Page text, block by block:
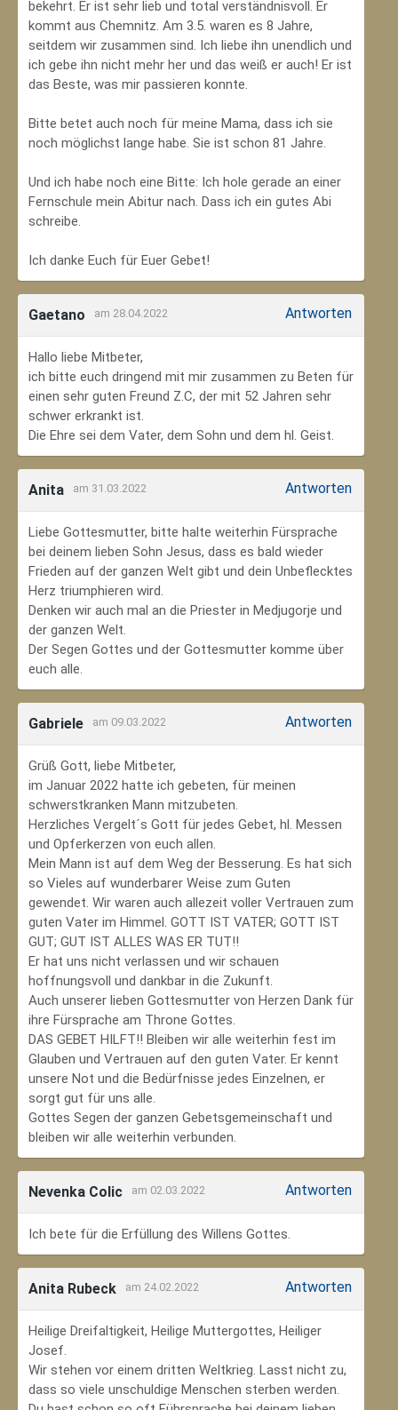
bekehrt. Er ist sehr lieb und total verständnisvoll. Er
kommt aus Chemnitz. Am 3.5. waren es 8 Jahre,
seitdem wir zusammen sind. Ich liebe ihn unendlich und
ich gebe ihn nicht mehr her und das weiß er auch! Er ist
das Beste, was mir passieren konnte.
Bitte betet auch noch für meine Mama, dass ich sie
noch möglichst lange habe. Sie ist schon 81 Jahre.
Und ich habe noch eine Bitte: Ich hole gerade an einer
Fernschule mein Abitur nach. Dass ich ein gutes Abi
schreibe.
Ich danke Euch für Euer Gebet!
Gaetano am 28.04.2022 Antworten
Hallo liebe Mitbeter,
ich bitte euch dringend mit mir zusammen zu Beten für
einen sehr guten Freund Z.C, der mit 52 Jahren sehr
schwer erkrankt ist.
Die Ehre sei dem Vater, dem Sohn und dem hl. Geist.
Anita am 31.03.2022 Antworten
Liebe Gottesmutter, bitte halte weiterhin Fürsprache
bei deinem lieben Sohn Jesus, dass es bald wieder
Frieden auf der ganzen Welt gibt und dein Unbeflecktes
Herz triumphieren wird.
Denken wir auch mal an die Priester in Medjugorje und
der ganzen Welt.
Der Segen Gottes und der Gottesmutter komme über
euch alle.
Gabriele am 09.03.2022 Antworten
Grüß Gott, liebe Mitbeter,
im Januar 2022 hatte ich gebeten, für meinen
schwerstkranken Mann mitzubeten.
Herzliches Vergelt´s Gott für jedes Gebet, hl. Messen
und Opferkerzen von euch allen.
Mein Mann ist auf dem Weg der Besserung. Es hat sich
so Vieles auf wunderbarer Weise zum Guten
gewendet. Wir waren auch allezeit voller Vertrauen zum
guten Vater im Himmel. GOTT IST VATER; GOTT IST
GUT; GUT IST ALLES WAS ER TUT!!
Er hat uns nicht verlassen und wir schauen
hoffnungsvoll und dankbar in die Zukunft.
Auch unserer lieben Gottesmutter von Herzen Dank für
ihre Fürsprache am Throne Gottes.
DAS GEBET HILFT!! Bleiben wir alle weiterhin fest im
Glauben und Vertrauen auf den guten Vater. Er kennt
unsere Not und die Bedürfnisse jedes Einzelnen, er
sorgt gut für uns alle.
Gottes Segen der ganzen Gebetsgemeinschaft und
bleiben wir alle weiterhin verbunden.
Nevenka Colic am 02.03.2022 Antworten
Ich bete für die Erfüllung des Willens Gottes.
Anita Rubeck am 24.02.2022 Antworten
Heilige Dreifaltigkeit, Heilige Muttergottes, Heiliger
Josef.
Wir stehen vor einem dritten Weltkrieg. Lasst nicht zu,
dass so viele unschuldige Menschen sterben werden.